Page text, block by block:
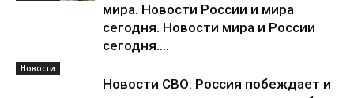
мира. Новости России и мира
сегодня. Новости мира и России
сегодня....
Новости
Новости СВО: Россия побеждает и